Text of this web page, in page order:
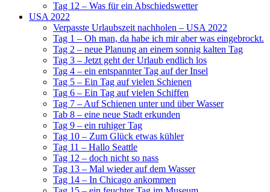
Tag 12 – Was für ein Abschiedswetter
USA 2022
Verpasste Urlaubszeit nachholen – USA 2022
Tag 1 – Oh man, da habe ich mir aber was eingebrockt.
Tag 2 – neue Planung an einem sonnig kalten Tag
Tag 3 – Jetzt geht der Urlaub endlich los
Tag 4 – ein entspannter Tag auf der Insel
Tag 5 – Ein Tag auf vielen Schienen
Tag 6 – Ein Tag auf vielen Schiffen
Tag 7 – Auf Schienen unter und über Wasser
Tab 8 – eine neue Stadt erkunden
Tag 9 – ein ruhiger Tag
Tag 10 – Zum Glück etwas kühler
Tag 11 – Hallo Seattle
Tag 12 – doch nicht so nass
Tag 13 – Mal wieder auf dem Wasser
Tag 14 – In Chicago ankommen